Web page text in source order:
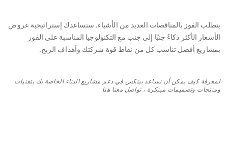
يتطلب الفوز بالمناقصات العديد من الأشياء. ستساعدك إستراتيجية عروض
الأسعار الأكثر ذكاءً جنبًا إلى جنب مع التكنولوجيا المناسبة على الفوز
بمشاريع أفضل تناسب كل من نقاط قوة شركتك وأهداف الربح.
لمعرفة كيف يمكن أن تساعد بينكس في دعم مشاريع البناء الخاصة بك بتقنيات
ومنتجات وتصميمات مبتكرة ، تواصل معنا هنا